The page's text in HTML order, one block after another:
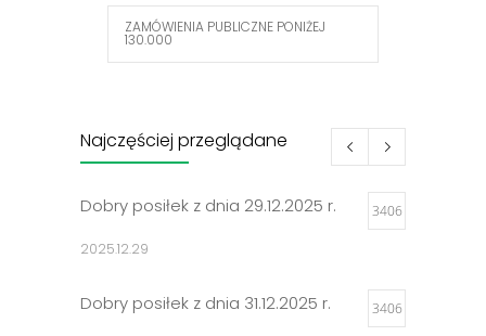
ZAMÓWIENIA PUBLICZNE PONIŻEJ
130.000
Najczęściej przeglądane
Dobry posiłek z dnia 29.12.2025 r. 3406
2025.12.29
Dobry posiłek z dnia 31.12.2025 r. 3406